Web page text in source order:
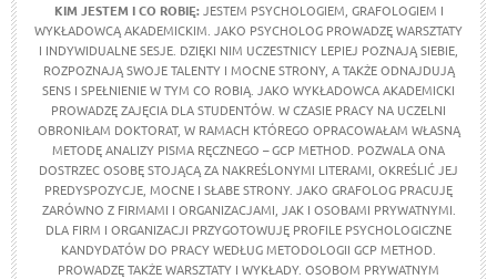
KIM JESTEM I CO ROBIĘ:JESTEM PSYCHOLOGIEM, GRAFOLOGIEM I
WYKŁADOWCĄ AKADEMICKIM. JAKO PSYCHOLOG PROWADZĘ WARSZTATY
I INDYWIDUALNE SESJE. DZIĘKI NIM UCZESTNICY LEPIEJ POZNAJĄ SIEBIE,
ROZPOZNAJĄ SWOJE TALENTY I MOCNE STRONY, A TAKŻE ODNAJDUJĄ
SENS I SPEŁNIENIE W TYM CO ROBIĄ. JAKO WYKŁADOWCA AKADEMICKI
PROWADZĘ ZAJĘCIA DLA STUDENTÓW. W CZASIE PRACY NA UCZELNI
OBRONIŁAM DOKTORAT, W RAMACH KTÓREGO OPRACOWAŁAM WŁASNĄ
METODĘ ANALIZY PISMA RĘCZNEGO – GCP METHOD. POZWALA ONA
DOSTRZEC OSOBĘ STOJĄCĄ ZA NAKREŚLONYMI LITERAMI, OKREŚLIĆ JEJ
PREDYSPOZYCJE, MOCNE I SŁABE STRONY. JAKO GRAFOLOG PRACUJĘ
ZARÓWNO Z FIRMAMI I ORGANIZACJAMI, JAK I OSOBAMI PRYWATNYMI.
DLA FIRM I ORGANIZACJI PRZYGOTOWUJĘ PROFILE PSYCHOLOGICZNE
KANDYDATÓW DO PRACY WEDŁUG METODOLOGII GCP METHOD.
PROWADZĘ TAKŻE WARSZTATY I WYKŁADY. OSOBOM PRYWATNYM